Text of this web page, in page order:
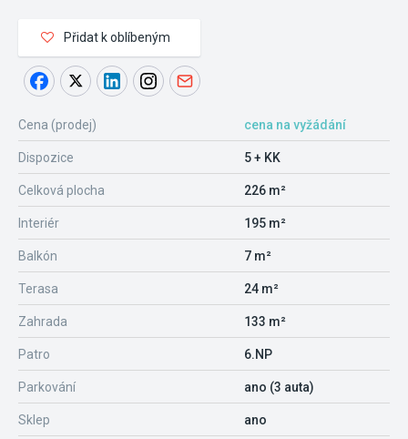
Přidat k oblíbeným
Cena (prodej) cena na vyžádání
Dispozice 5 + KK
Celková plocha 226 m²
Interiér 195 m²
Balkón 7 m²
Terasa 24 m²
Zahrada 133 m²
Patro 6.NP
Parkování ano (3 auta)
Sklep ano